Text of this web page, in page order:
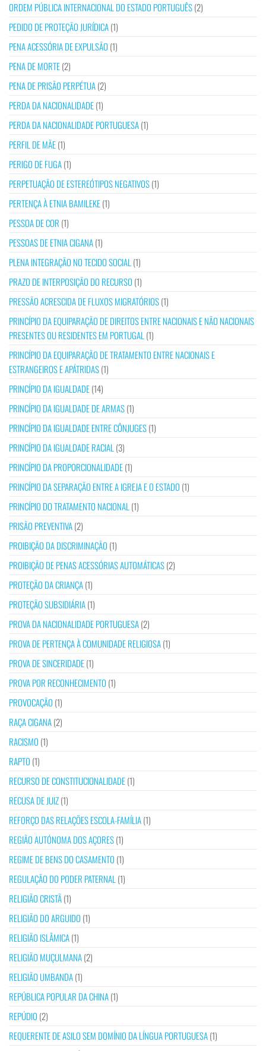
ORDEM PÚBLICA INTERNACIONAL DO ESTADO PORTUGUÊS(2)
PEDIDO DE PROTEÇÃO JURÍDICA(1)
PENA ACESSÓRIA DE EXPULSÃO (1)
PENA DE MORTE(2)
PENA DE PRISÃO PERPÉTUA(2)
PERDA DA NACIONALIDADE(1)
PERDA DA NACIONALIDADE PORTUGUESA(1)
PERFIL DE MÃE(1)
PERIGO DE FUGA(1)
PERPETUAÇÃO DE ESTEREÓTIPOS NEGATIVOS(1)
PERTENÇA À ETNIA BAMILEKE(1)
PESSOA DE COR (1)
PESSOAS DE ETNIA CIGANA(1)
PLENA INTEGRAÇÃO NO TECIDO SOCIAL (1)
PRAZO DE INTERPOSIÇÃO DO RECURSO (1)
PRESSÃO ACRESCIDA DE FLUXOS MIGRATÓRIOS(1)
PRINCÍPIO DA EQUIPARAÇÃO DE DIREITOS ENTRE NACIONAIS E NÃO NACIONAIS
PRESENTES OU RESIDENTES EM PORTUGAL (1)
PRINCÍPIO DA EQUIPARAÇÃO DE TRATAMENTO ENTRE NACIONAIS E
ESTRANGEIROS E APÁTRIDAS(1)
PRINCÍPIO DA IGUALDADE(14)
PRINCÍPIO DA IGUALDADE DE ARMAS(1)
PRINCÍPIO DA IGUALDADE ENTRE CÔNJUGES(1)
PRINCÍPIO DA IGUALDADE RACIAL (3)
PRINCÍPIO DA PROPORCIONALIDADE(1)
PRINCÍPIO DA SEPARAÇÃO ENTRE A IGREJA E O ESTADO (1)
PRINCÍPIO DO TRATAMENTO NACIONAL (1)
PRISÃO PREVENTIVA(2)
PROIBIÇÃO DA DISCRIMINAÇÃO (1)
PROIBIÇÃO DE PENAS ACESSÓRIAS AUTOMÁTICAS(2)
PROTEÇÃO DA CRIANÇA(1)
PROTEÇÃO SUBSIDIÁRIA(1)
PROVA DA NACIONALIDADE PORTUGUESA(2)
PROVA DE PERTENÇA À COMUNIDADE RELIGIOSA(1)
PROVA DE SINCERIDADE(1)
PROVA POR RECONHECIMENTO (1)
PROVOCAÇÃO (1)
RAÇA CIGANA(2)
RACISMO (1)
RAPTO (1)
RECURSO DE CONSTITUCIONALIDADE(1)
RECUSA DE JUIZ(1)
REFORÇO DAS RELAÇÕES ESCOLA-FAMÍLIA(1)
REGIÃO AUTÓNOMA DOS AÇORES(1)
REGIME DE BENS DO CASAMENTO (1)
REGULAÇÃO DO PODER PATERNAL (1)
RELIGIÃO CRISTÃ(1)
RELIGIÃO DO ARGUIDO (1)
RELIGIÃO ISLÂMICA(1)
RELIGIÃO MUÇULMANA(2)
RELIGIÃO UMBANDA(1)
REPÚBLICA POPULAR DA CHINA(1)
REPÚDIO (2)
REQUERENTE DE ASILO SEM DOMÍNIO DA LÍNGUA PORTUGUESA(1)